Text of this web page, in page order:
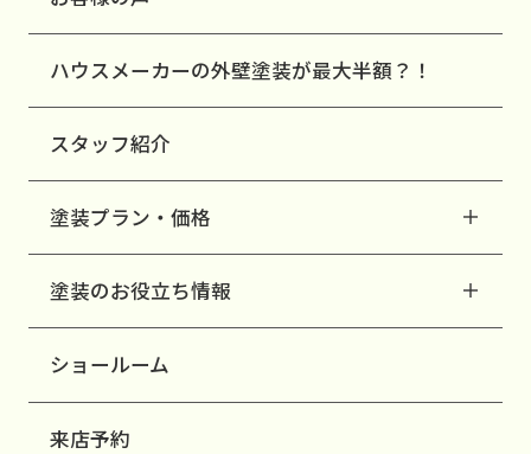
ハウスメーカーの外壁塗装が最大半額？！
スタッフ紹介
塗装プラン・価格
塗装のお役立ち情報
ショールーム
来店予約